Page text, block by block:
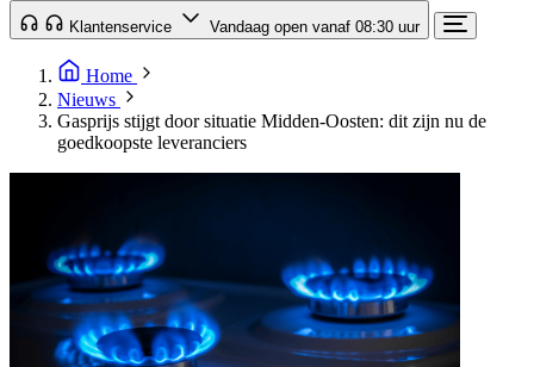
Klantenservice Vandaag open vanaf 08:30 uur
Home
Nieuws
Gasprijs stijgt door situatie Midden-Oosten: dit zijn nu de
goedkoopste leveranciers